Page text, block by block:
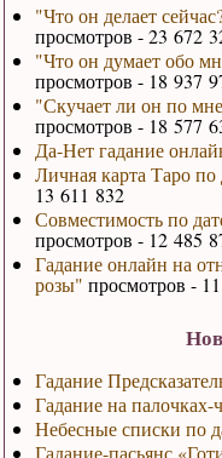
"Что он делает
просмотров - 23 672
"Что он думает обо
просмотров - 18 937
"Скучает ли он по
просмотров - 18 577
Да-Нет гадание
Личная карта Таро
13 611 832
Совместимость по
просмотров - 12 485
Гадание онлайн на
розы" просмотров -
Гадание
Гадание на палочках-
Небесные списки по
Гадание-пасьянс